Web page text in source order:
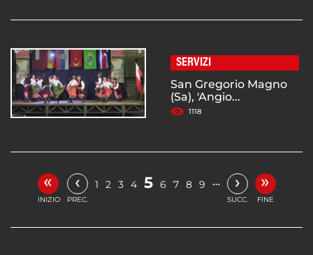
SERVIZI
San Gregorio Magno
(Sa), 'Angio...
1118
«
INIZIO
‹
PREC.
1 2 3 4 5 6 7 8 9 … ›
SUCC.
»
FINE